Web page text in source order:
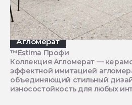
Агломерат
™Estima Профи
Коллекция Агломерат —
эффектной имитацией
объединяющий стильный
износостойкость для любых